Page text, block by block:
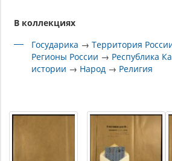
В коллекциях
Государика →Территория
Регионы России → Республика
истории → Народ → Религия